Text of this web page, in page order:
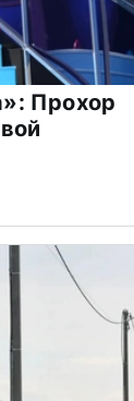
Прохор